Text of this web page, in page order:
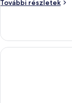
További részletek
két
külön
ággyal